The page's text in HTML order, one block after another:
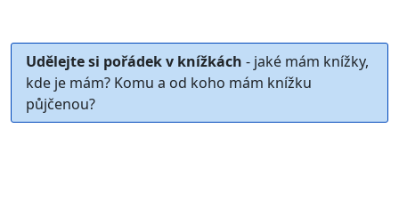
Udělejte si pořádek v knížkách - jaké mám knížky,
kde je mám? Komu a od koho mám knížku
půjčenou?